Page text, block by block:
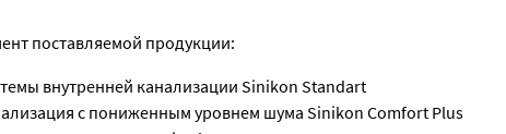
поставляемой продукции:
внутренней канализации Sinikon Standart
с пониженным уровнем шума Sinikon Comfort Plus